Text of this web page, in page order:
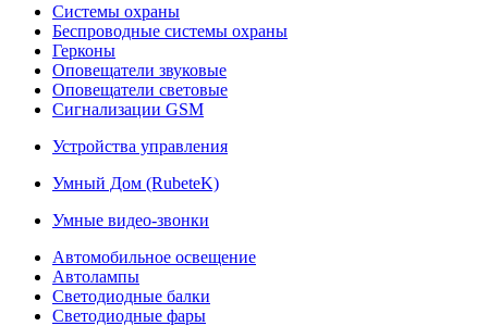
Системы охраны
Беспроводные системы охраны
Герконы
Оповещатели звуковые
Оповещатели световые
Сигнализации GSM
Устройства управления
Умный Дом (RubeteK)
Умные видео-звонки
Автомобильное освещение
Автолампы
Светодиодные балки
Светодиодные фары